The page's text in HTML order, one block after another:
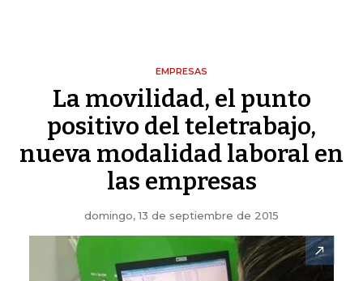
EMPRESAS
La movilidad, el punto
positivo del teletrabajo,
nueva modalidad laboral en
las empresas
domingo, 13 de septiembre de 2015